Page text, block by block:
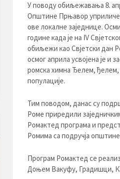
У поводу обиљежавања 8.
Општине Прњавор
ове локалне заједнице.
године када је на IV
обиљежи као Свјетски дан
осмог априла усвојена је и
ромска химна Ђелем, ђелем,
популације.
Тим поводом, данас су
Роме приредили
Ромактед програма и
Ромима са подручја
Програм Ромактед се
Доњем Вакуфу, Градишци,